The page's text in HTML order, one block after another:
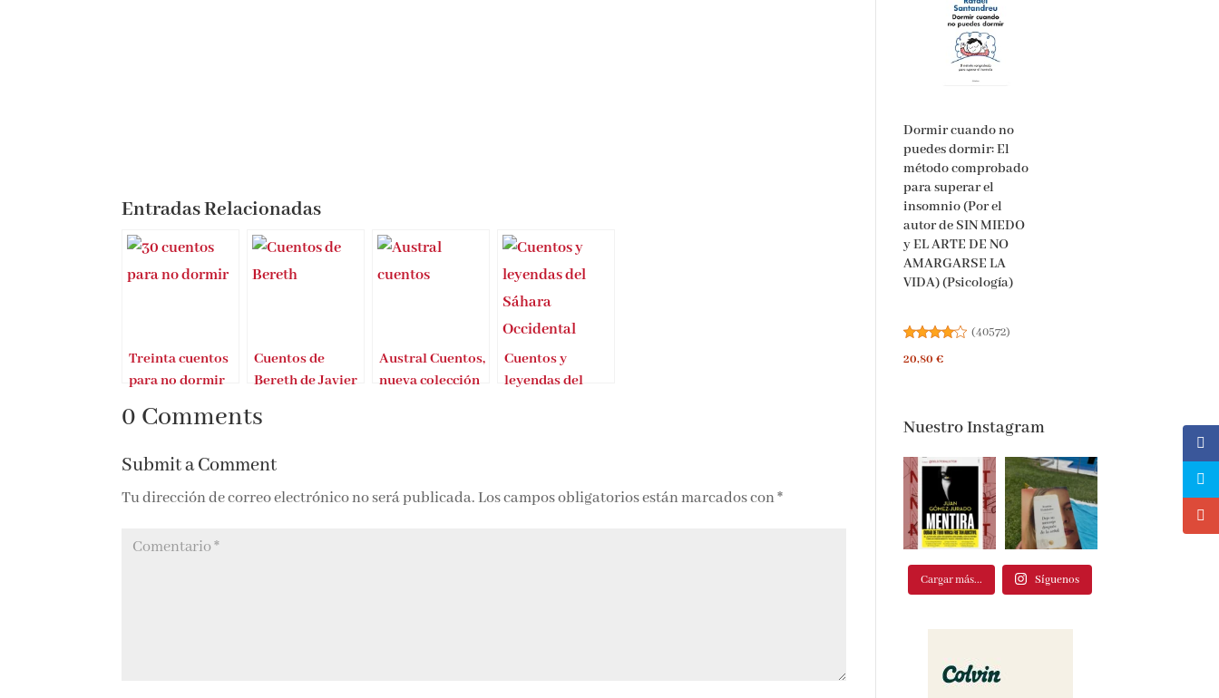
Entradas Relacionadas
Treinta cuentos
para no dormir
Cuentos de
Bereth de Javier
Austral Cuentos,
nueva colección
Cuentos y
leyendas del
0 Comments
Submit a Comment
Tu dirección de correo electrónico no será publicada. Los campos obligatorios están marcados con*
Dormir cuando no
puedes dormir: El
método comprobado
para superar el
insomnio (Por el
autor de SIN MIEDO
y EL ARTE DE NO
AMARGARSE LA
VIDA) (Psicología)
(40572)
20,80 €
Nuestro Instagram
Cargar más... Síguenos